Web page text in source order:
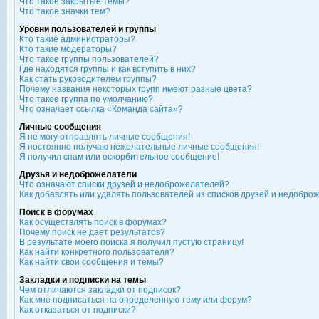
Что такое значки тем?
Уровни пользователей и группы
Кто такие администраторы?
Кто такие модераторы?
Что такое группы пользователей?
Где находятся группы и как вступить в них?
Как стать руководителем группы?
Почему названия некоторых групп имеют разные цвета?
Что такое группа по умолчанию?
Что означает ссылка «Команда сайта»?
Личные сообщения
Я не могу отправлять личные сообщения!
Я постоянно получаю нежелательные личные сообщения!
Я получил спам или оскорбительное сообщение!
Друзья и недоброжелатели
Что означают списки друзей и недоброжелателей?
Как добавлять или удалять пользователей из списков друзей и
Поиск в форумах
Как осуществлять поиск в форумах?
Почему поиск не дает результатов?
В результате моего поиска я получил пустую страницу!
Как найти конкретного пользователя?
Как найти свои сообщения и темы?
Закладки и подписки на темы
Чем отличаются закладки от подписок?
Как мне подписаться на определенную тему или форум?
Как отказаться от подписки?